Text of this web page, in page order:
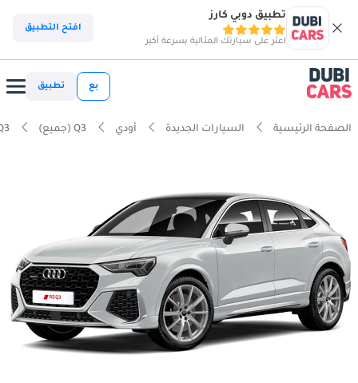
تطبيق دوبي كارز
اعثر على سيارتك المثالية بسرعة أكبر
افتح التطبيق
بع تطبيق
الصفحة الرئيسية السيارات الجديدة أودي Q3 (جميع)